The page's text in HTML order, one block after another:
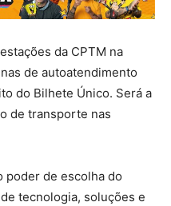
da CPTM na
de autoatendimento
do Bilhete Único. Será a
de transporte nas
poder de escolha do
tecnologia, soluções e